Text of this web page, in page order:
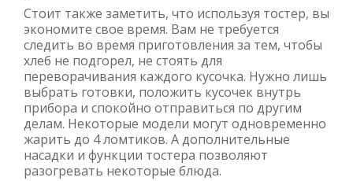
Стоит также заметить, что используя тостер, вы
экономите свое время. Вам не требуется
следить во время приготовления за тем, чтобы
хлеб не подгорел, не стоять для
переворачивания каждого кусочка. Нужно лишь
выбрать готовки, положить кусочек внутрь
прибора и спокойно отправиться по другим
делам. Некоторые модели могут одновременно
жарить до 4 ломтиков. А дополнительные
насадки и функции тостера позволяют
разогревать некоторые блюда.